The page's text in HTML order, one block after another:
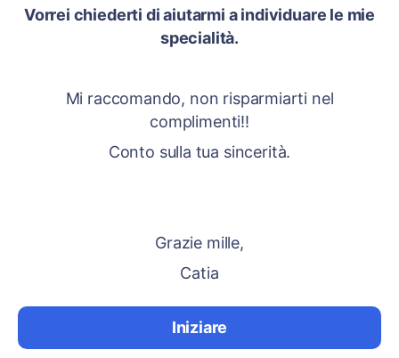
Vorrei chiederti di aiutarmi a individuare le mie
specialità.
Mi raccomando, non risparmiarti nel
complimenti!!
Conto sulla tua sincerità.
Grazie mille,
Catia
Iniziare